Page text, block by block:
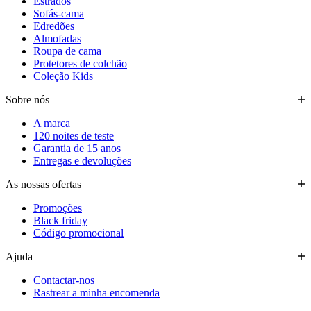
Sofás-cama
Edredões
Almofadas
Roupa de cama
Protetores de colchão
Coleção Kids
Sobre nós
A marca
120 noites de teste
Garantia de 15 anos
Entregas e devoluções
As nossas ofertas
Promoções
Black friday
Código promocional
Ajuda
Contactar-nos
Rastrear a minha encomenda